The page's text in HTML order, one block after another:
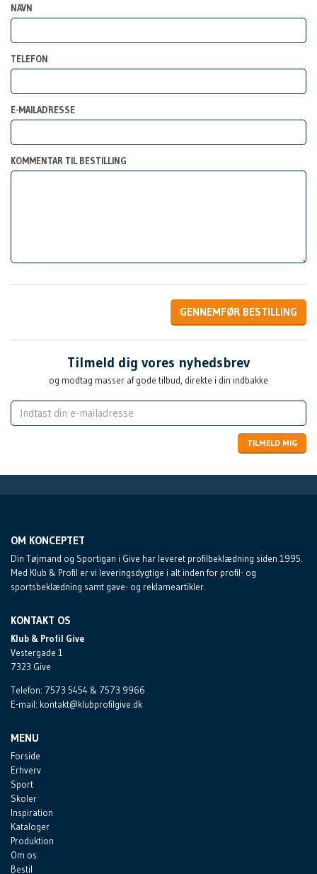
NAVN
TELEFON
E-MAILADRESSE
KOMMENTAR TIL BESTILLING
GENNEMFØR BESTILLING
Tilmeld dig vores nyhedsbrev
og modtag masser af gode tilbud, direkte i din indbakke
TILMELD MIG
OM KONCEPTET
Din Tøjmand og Sportigan i Give har leveret profilbeklædning siden 1995.
Med Klub & Profil er vi leveringsdygtige i alt inden for profil- og
sportsbeklædning samt gave- og reklameartikler.
KONTAKT OS
Klub & Profil Give
Vestergade 1
7323 Give
Telefon: 7573 5454 & 7573 9966
E-mail: kontakt@klubprofilgive.dk
MENU
Forside
Erhverv
Sport
Skoler
Inspiration
Kataloger
Produktion
Om os
Bestil